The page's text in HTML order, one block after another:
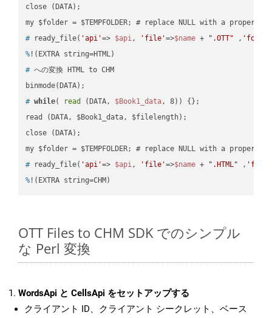
close (DATA);
# ready_file( 'api'=> $api, 'file'=>$name + ".OTT" ,
% !(EXTRA string=HTML)
# への変換 HTML to CHM
# while( read (DATA, $Book1_data, 8)) {};
read (DATA, $Book1_data, $filelength);
close (DATA);
# ready_file( 'api'=> $api, 'file'=>$name + ".HTML" ,
% !(EXTRA string=CHM)
OTT Files to CHM SDK でのシンプル
な Perl 変換
WordsApi と CellsApi をセットアップする
クライアント ID、クライアント シークレット、ベース